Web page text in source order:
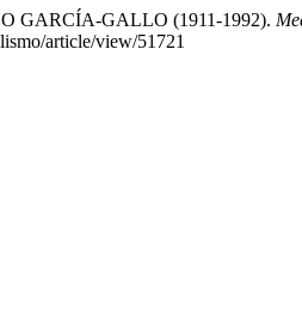
GARCÍA-GALLO (1911-1992).
article/view/51721